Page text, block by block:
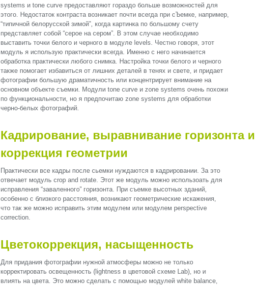
systems и tone curve предоставляют гораздо больше возможностей для
этого. Недостаток контраста возникает почти всегда при сЪемке, например,
“типичной белорусской зимой”, когда картинка по большому счету
представляет собой “серое на сером”. В этом случае необходимо
выставить точки белого и черного в модуле levels. Честно говоря, этот
модуль я использую практически всегда. Именно с него начинается
обработка практически любого снимка. Настройка точки белого и черного
также помогает избавиться от лишних деталей в тенях и свете, и придает
фотографии большую драматичность или концентрирует внимание на
основном объекте съемки. Модули tone curve и zone systems очень похожи
по функциональности, но я предпочитаю zone systems для обработки
черно-белых фотографий.
Кадрирование, выравнивание горизонта и
коррекция геометрии
Практически все кадры после сьемки нуждаются в кадрировании. За это
отвечает модуль crop and rotate. Этот же модуль можно использоать для
исправления “заваленного” горизонта. При съемке высотных зданий,
особенно с близкого расстояния, возникают геометрические искажения,
что так же можно исправить этим модулем или модулем perspective
correction.
Цветокоррекция, насыщенность
Для придания фотографии нужной атмосферы можно не только
корректировать освещенность (lightness в цветовой схеме Lab), но и
влиять на цвета. Это можно сделать с помощью модулей white balance,